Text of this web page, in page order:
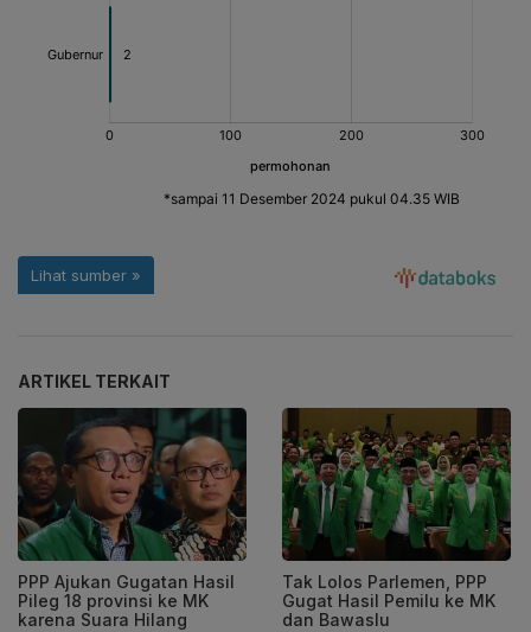
ARTIKEL TERKAIT
PPP Ajukan Gugatan Hasil
Pileg 18 provinsi ke MK
karena Suara Hilang
Tak Lolos Parlemen, PPP
Gugat Hasil Pemilu ke MK
dan Bawaslu